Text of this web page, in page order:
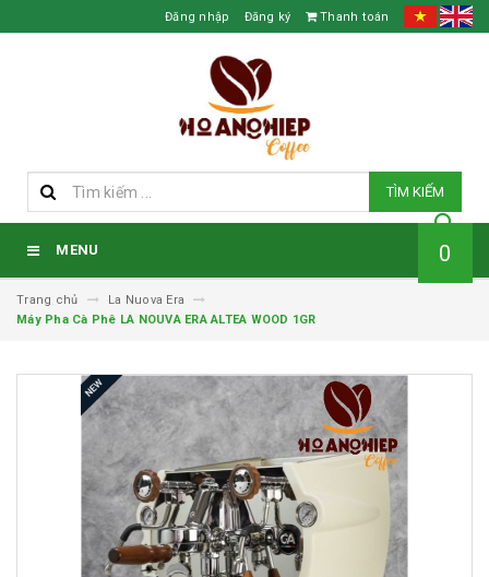
Đăng nhập Đăng ký Thanh toán
TÌM KIẾM
MENU 0
Trang chủ
La Nuova Era
Máy Pha Cà Phê LA NOUVA ERA ALTEA WOOD 1GR